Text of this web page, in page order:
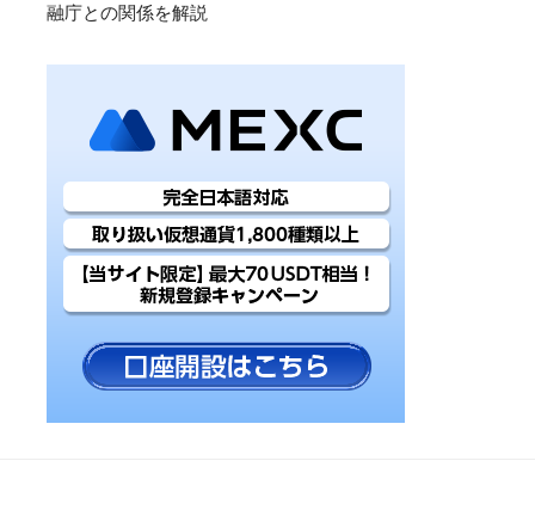
融庁との関係を解説